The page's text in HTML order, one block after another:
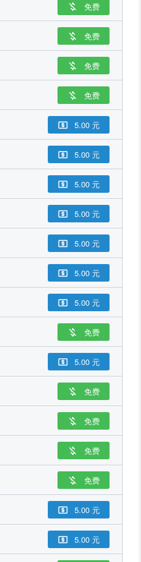
 免费
 免费
 免费
 免费
 5.00 元
 5.00 元
 5.00 元
 5.00 元
 5.00 元
 5.00 元
 5.00 元
 免费
 5.00 元
 免费
 免费
 免费
 免费
 5.00 元
 5.00 元